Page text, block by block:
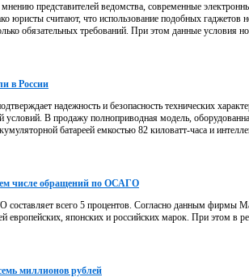
представителей ведомства, современные
юристы считают, что использование подобных гаджетов
обязательных требований. При этом данные условия
в России
надежность и безопасность технических
условий. В продажу полноприводная модель,
батареей емкостью 82 киловатт-часа и
числе обращений по ОСАГО
всего 5 процентов. Согласно данным фирмы
европейских, японских и российских марок. При этом в
миллионов рублей